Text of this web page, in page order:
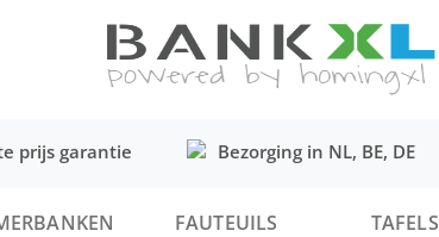
prijs garantie Bezorging in NL, BE, DE
FAUTEUILS TAFELS